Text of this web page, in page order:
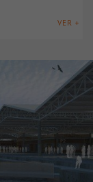
VER +